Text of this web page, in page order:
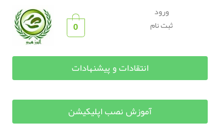
ورود
ثبت نام
0
انتقادات و پیشنهادات
آموزش نصب اپلیکیشن